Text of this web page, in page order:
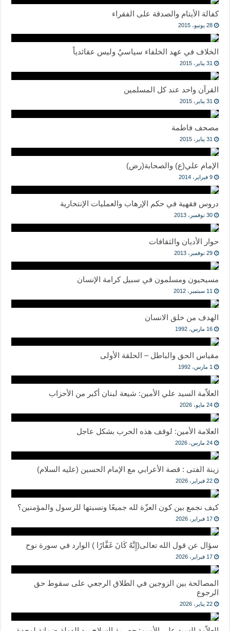
كفالة الأيتام والصدقة على الفقراء
28 يونيو، 2015
الخلاف في عهد الخلفاء سياسيٌ وليس عقائدياً
31 يناير، 2015
القرآن واحد عند كل المسلمين
31 يناير، 2015
مصحف فاطمة
31 يناير، 2015
الإمام علي(ع) والصحابة(رض)
9 فبراير، 2014
دروس فقهية في حكم الإرهاب والعمليات الإنتحارية
30 نوفمبر، 2013
حوار الأديان والثقافات
29 نوفمبر، 2013
مسيحيون ومسلمون في سبيل كرامة الإنسان
11 سبتمبر، 2012
الهدف من خلق الانسان
16 مارس، 1992
مقياس الحق والباطل – الحلقة الأولى
1 مارس، 1992
العلاّمة السيد علي الأمين: شيعة لبنان أكبر من الأحزاب
24 مايو، 2026
العلامة الأمين: لوقف هذه الحرب بشكل عاجل
24 مارس، 2026
زينة الفتى : قصة الأعرابي مع الإمام الحسين (عليه السلام)
22 فبراير، 2026
كيف نجمع بين كون العزّة لله جميعًا ونسبتها للرسول والمؤمنين؟
17 فبراير، 2026
سؤال عن قول الله تعالى(إِنَّهُ كَانَ غَفَّارًا ) الوارد في سورة نوح
17 فبراير، 2026
المصالحة بين الزوجين في الطلاق الرجعي على سقوط حق
الرجوع
22 يناير، 2026